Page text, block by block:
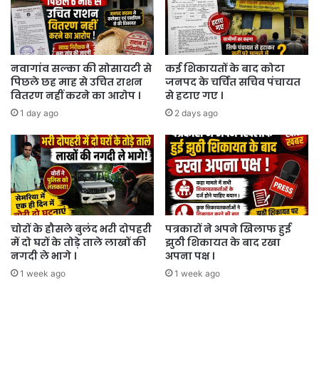
नवागांव सल्का की सोसायटी से
पिछले छह माह से उचित राशन
वितरण नहीं करने का आरोप ।
1 day ago
कई शिकायतों के बाद कोटा
जनपद के चर्चित सचिव पंचायत
से हटाए गए ।
2 days ago
चोरों के हौसले बुलंद भरी दोपहरी
में दो घरों के तोड़े ताले लाखों की
नगदी ले भागे ।
1 week ago
पत्रकारों ने अपने खिलाफ हुई
झुठी शिकायत के बाद रखा
अपना पक्ष ।
1 week ago